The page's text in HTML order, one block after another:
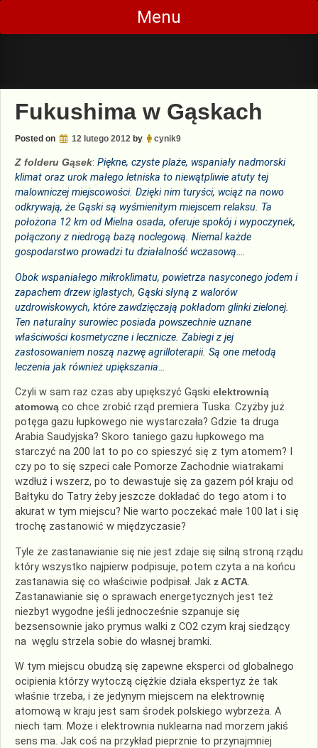
Skip
content
Menu
Fukushima w Gąskach
Posted on 12 lutego 2012 by cynik9
Z folderu Gąsek: Piękne, czyste plaże, wspaniały nadmorski
klimat oraz urok małego letniska to niewątpliwie atuty tej
malowniczej miejscowości. Dzięki nim turyści, wciąż na nowo
odkrywają, że Gąski są wyśmienitym miejscem relaksu. Ta
położona 12 km od Mielna osada, oferuje spokój i wypoczynek,
połączony z niedrogą bazą noclegową. Niemal każde
gospodarstwo prowadzi tu działalność wczasową….
Obok wspaniałego mikroklimatu, powietrza nasyconego jodem i
zapachem drzew iglastych, Gąski słyną z walorów
uzdrowiskowych, które zawdzięczają pokładom glinki zielonej.
Ten naturalny surowiec posiada powszechnie uznane
właściwości kosmetyczne i lecznicze. Zabiegi z jej
zastosowaniem noszą nazwę agrilloterapii. Są one metodą
leczenia jak również upiększania…
Czyli w sam raz czas aby upiększyć Gąski elektrownią
atomową co chce zrobić rząd premiera Tuska. Czyżby już
potęga gazu łupkowego nie wystarczała? Gdzie ta druga
Arabia Saudyjska? Skoro taniego gazu łupkowego ma
starczyć na 200 lat to po co spieszyć się z tym atomem? I
czy po to się szpeci całe Pomorze Zachodnie wiatrakami
wzdłuż i wszerz, po to dewastuje się za gazem pół kraju od
Bałtyku do Tatry żeby jeszcze dokładać do tego atom i to
akurat w tym miejscu? Nie warto poczekać małe 100 lat i się
trochę zastanowić w międzyczasie?
Tyle że zastanawianie się nie jest zdaje się silną stroną rządu
który wszystko najpierw podpisuje, potem czyta a na końcu
zastanawia się co właściwie podpisał. Jak z ACTA.
Zastanawianie się o sprawach energetycznych jest też
niezbyt wygodne jeśli jednocześnie szpanuje się
bezsensownie jako prymus walki z CO2 czym kraj siedzący
na węglu strzela sobie do własnej bramki.
W tym miejscu obudzą się zapewne eksperci od globalnego
ocipienia którzy wytoczą ciężkie działa ekspertyz że tak
właśnie trzeba, i że jedynym miejscem na elektrownię
atomową w kraju jest sam środek polskiego wybrzeża. A
niech tam. Może i elektrownia nuklearna nad morzem jakiś
sens ma. Jak coś na przykład pieprznie to przynajmniej